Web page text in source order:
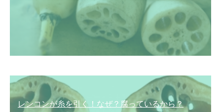
レンコンが糸を引く！なぜ？腐っているから？